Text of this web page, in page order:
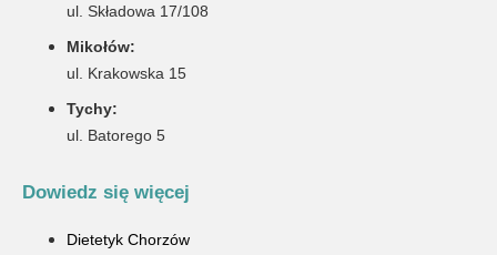
ul. Składowa 17/108
Mikołów:
ul. Krakowska 15
Tychy:
ul. Batorego 5
Dowiedz się więcej
Dietetyk Chorzów